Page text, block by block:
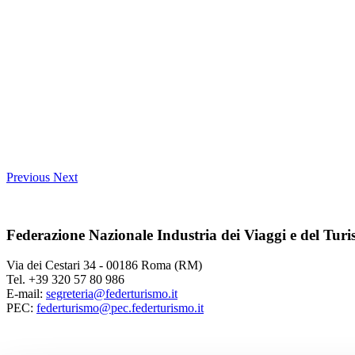
Previous Next
Federazione Nazionale Industria dei Viaggi e del
Via dei Cestari 34 - 00186 Roma (RM)
Tel. +39 320 57 80 986
E-mail: segreteria@federturismo.it
PEC: federturismo@pec.federturismo.it